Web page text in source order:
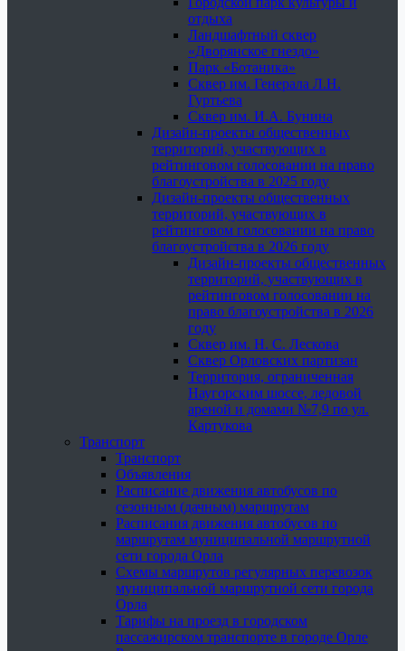
отдыха
Ландшафтный сквер
«Дворянское гнездо»
Парк «Ботаника»
Сквер им. Генерала Л.Н.
Гуртьева
Сквер им. И.А. Бунина
Дизайн-проекты общественных
территорий, участвующих в
рейтинговом голосовании на право
благоустройства в 2025 году
Дизайн-проекты общественных
территорий, участвующих в
рейтинговом голосовании на право
благоустройства в 2026 году
Дизайн-проекты общественных
территорий, участвующих в
рейтинговом голосовании на
право благоустройства в 2026
году
Сквер им. Н. С. Лескова
Сквер Орловских партизан
Территория, ограниченная
Наугорским шоссе, ледовой
ареной и домами №7,9 по ул.
Картукова
Транспорт
Транспорт
Объявления
Расписание движения автобусов по
сезонным (дачным) маршрутам
Расписания движения автобусов по
маршрутам муниципальной маршрутной
сети города Орла
Схемы маршрутов регулярных перевозок
муниципальной маршрутной сети города
Орла
Тарифы на проезд в городском
пассажирском транспорте в городе Орле